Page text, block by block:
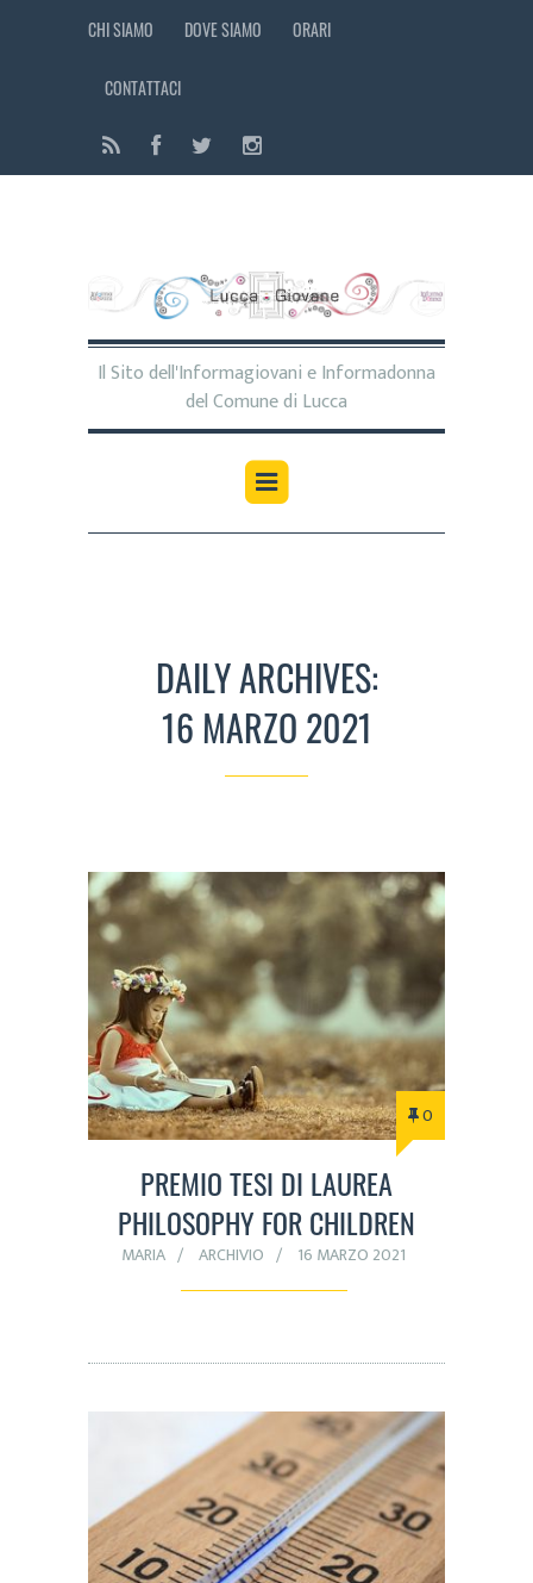
CHI SIAMO DOVE SIAMO ORARI
CONTATTACI
Il Sito dell'Informagiovani e Informadonna
del Comune di Lucca
DAILY ARCHIVES:
16 MARZO 2021
0
PREMIO TESI DI LAUREA
PHILOSOPHY FOR CHILDREN
MARIA ARCHIVIO 16 MARZO 2021